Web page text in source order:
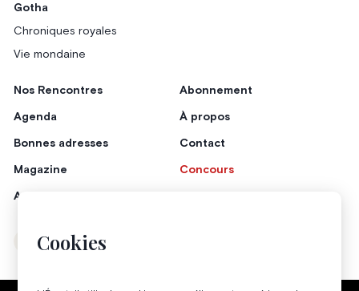
Cookies
Gotha
Chroniques royales
Vie mondaine
Nos Rencontres
Agenda
Bonnes adresses
Magazine
Annonceurs
Abonnement
À propos
Contact
Concours
Instagram